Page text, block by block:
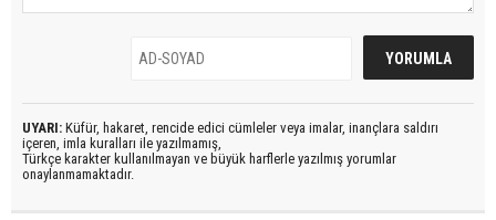
UYARI: Küfür, hakaret, rencide edici cümleler veya imalar, inançlara saldırı
içeren, imla kuralları ile yazılmamış,
Türkçe karakter kullanılmayan ve büyük harflerle yazılmış yorumlar
onaylanmamaktadır.